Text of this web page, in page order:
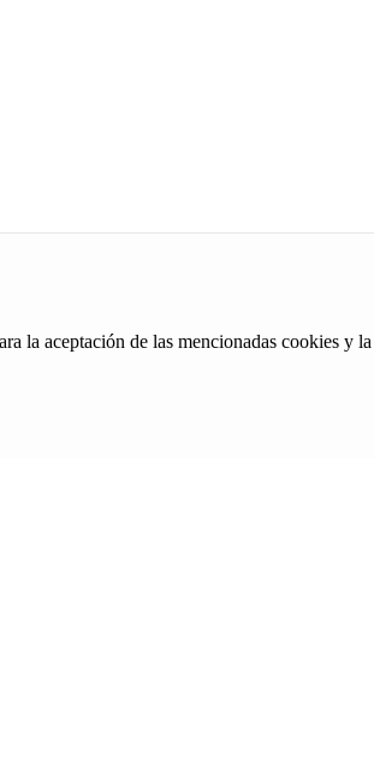
la aceptación de las mencionadas cookies y